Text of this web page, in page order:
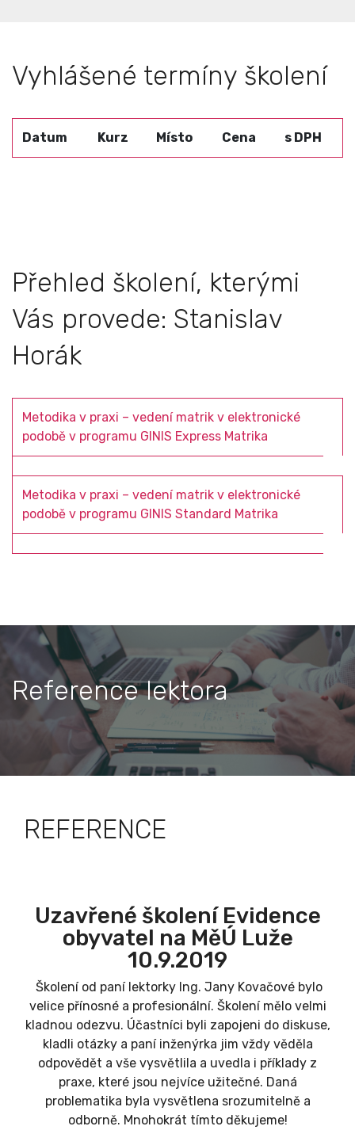
Vyhlášené termíny školení
Datum Kurz Místo Cena s DPH
Přehled školení, kterými
Vás provede: Stanislav
Horák
Metodika v praxi – vedení matrik v elektronické
podobě v programu GINIS Express Matrika
Metodika v praxi – vedení matrik v elektronické
podobě v programu GINIS Standard Matrika
Reference lektora
REFERENCE
Uzavřené školení Evidence
obyvatel na MěÚ Luže
10.9.2019
Školení od paní lektorky Ing. Jany Kovačové bylo
velice přínosné a profesionální. Školení mělo velmi
kladnou odezvu. Účastníci byli zapojeni do diskuse,
kladli otázky a paní inženýrka jim vždy věděla
odpovědět a vše vysvětlila a uvedla i příklady z
praxe, které jsou nejvíce užitečné. Daná
problematika byla vysvětlena srozumitelně a
odborně. Mnohokrát tímto děkujeme!